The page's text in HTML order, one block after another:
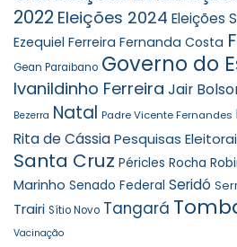
2022 Eleições 2024 Eleições
Ezequiel Ferreira Fernanda Costa
Gean Paraibano Governo do
Ivanildinho Ferreira Jair
Bezerra Natal Padre Vicente Fernandes
Rita de CássiaPesquisas
Santa Cruz Péricles Rocha
Marinho Senado Federal Seridó
Trairi Sítio Novo Tangará
Vacinação